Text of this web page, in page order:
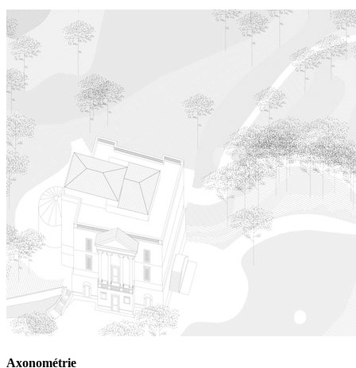
Axonométrie